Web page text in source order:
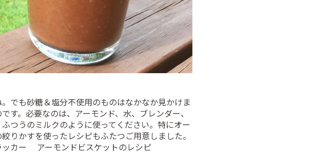
でも砂糖＆塩分不使用のものはなかなか見かけま
す。必要なのは、アーモンド、水、ブレンダー、
つうのミルクのように使ってください。特にオー
りかすを使ったレシピもふたつご用意しました。
カー
アーモンドビスケットのレシピ